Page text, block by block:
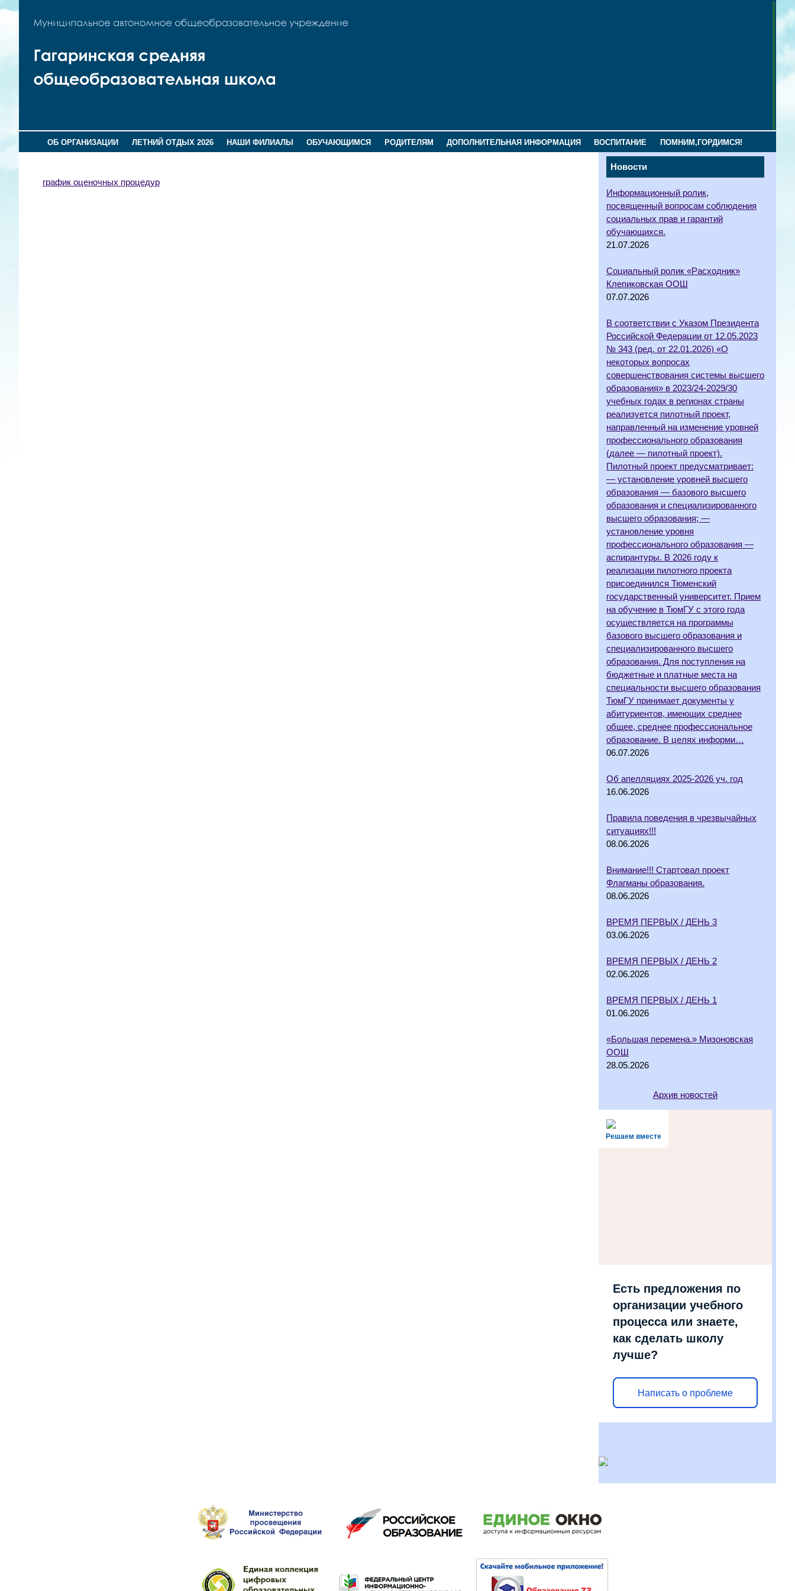
ОБ ОРГАНИЗАЦИИ ЛЕТНИЙ ОТДЫХ 2026 НАШИ ФИЛИАЛЫ ОБУЧАЮЩИМСЯ РОДИТЕЛЯМ ДОПОЛНИТЕЛЬНАЯ ИНФОРМАЦИЯ ВОСПИТАНИЕ ПОМНИМ,ГОРДИМСЯ!
Новости
Информационный ролик,
посвященный вопросам соблюдения
социальных прав и гарантий
обучающихся.
21.07.2026
Социальный ролик «Расходник»
Клепиковская ООШ
07.07.2026
В соответствии с Указом Президента
Российской Федерации от 12.05.2023
№ 343 (ред. от 22.01.2026) «О
некоторых вопросах
совершенствования системы высшего
образования» в 2023/24-2029/30
учебных годах в регионах страны
реализуется пилотный проект,
направленный на изменение уровней
профессионального образования
(далее — пилотный проект).
Пилотный проект предусматривает:
— установление уровней высшего
образования — базового высшего
образования и специализированного
высшего образования; —
установление уровня
профессионального образования —
аспирантуры. В 2026 году к
реализации пилотного проекта
присоединился Тюменский
государственный университет. Прием
на обучение в ТюмГУ с этого года
осуществляется на программы
базового высшего образования и
специализированного высшего
образования. Для поступления на
бюджетные и платные места на
специальности высшего образования
ТюмГУ принимает документы у
абитуриентов, имеющих среднее
общее, среднее профессиональное
образование. В целях информи…
06.07.2026
Об апелляциях 2025-2026 уч. год
16.06.2026
Правила поведения в чрезвычайных
ситуациях!!!
08.06.2026
Внимание!!! Стартовал проект
Флагманы образования.
08.06.2026
ВРЕМЯ ПЕРВЫХ / ДЕНЬ 3
03.06.2026
ВРЕМЯ ПЕРВЫХ / ДЕНЬ 2
02.06.2026
ВРЕМЯ ПЕРВЫХ / ДЕНЬ 1
01.06.2026
«Большая перемена.» Мизоновская
ООШ
28.05.2026
Архив новостей
Решаем вместе
Есть предложения по
организации учебного
процесса или знаете,
как сделать школу
лучше?
Написать о проблеме
график оценочных процедур